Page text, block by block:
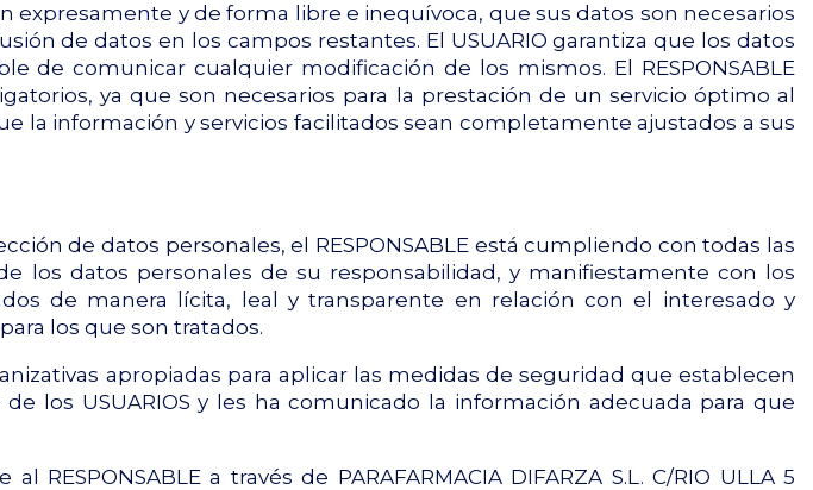
y de forma libre e inequívoca, que sus datos son necesarios
de datos en los campos restantes. El USUARIO garantiza que los datos
de comunicar cualquier modificación de los mismos. El RESPONSABLE
ya que son necesarios para la prestación de un servicio óptimo al
la información y servicios facilitados sean completamente ajustados a sus
de datos personales, el RESPONSABLE está cumpliendo con todas las
los datos personales de su responsabilidad, y manifiestamente con los
de manera lícita, leal y transparente en relación con el interesado y
los que son tratados.
apropiadas para aplicar las medidas de seguridad que establecen
los USUARIOS y les ha comunicado la información adecuada para que
a través de PARAFARMACIA DIFARZA S.L. C/RIO ULLA 5